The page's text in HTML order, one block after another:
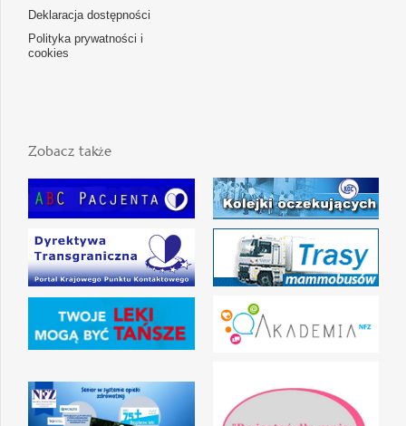
Deklaracja dostępności
Polityka prywatności i
cookies
Zobacz także